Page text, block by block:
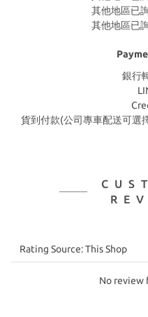
其他地區已
其他地區已
銀行
貨到付款(公司專車配送可選
No review